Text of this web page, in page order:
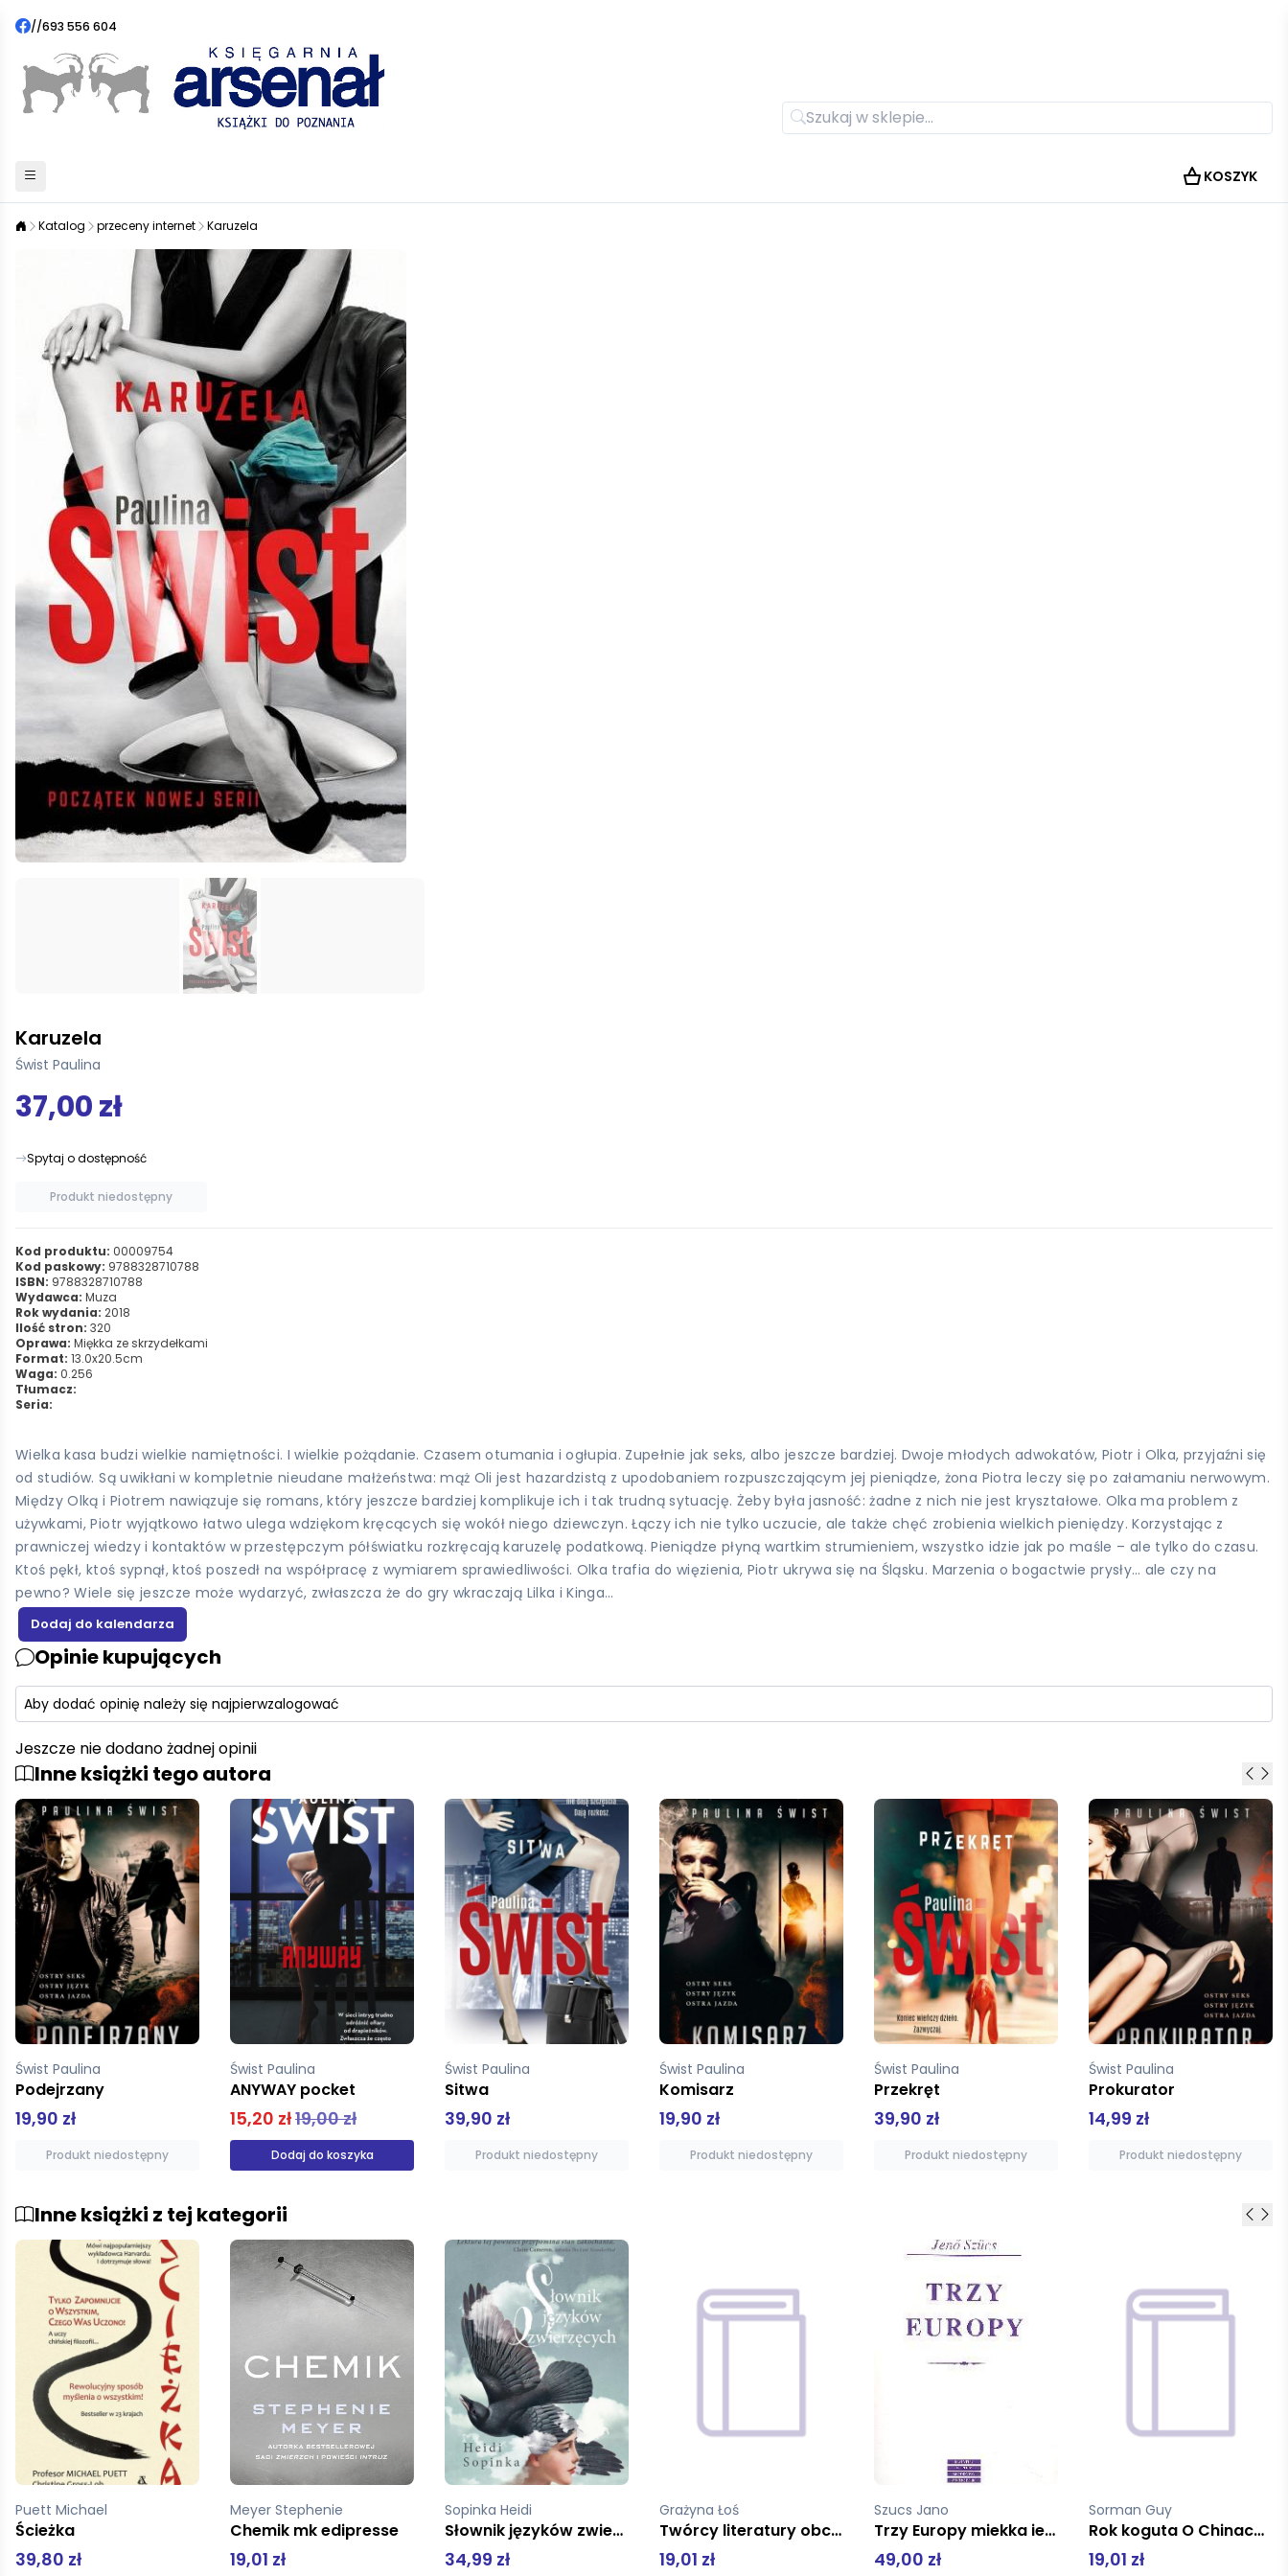
//693 556 604
KOSZYK
Katalog przeceny internet Karuzela
Karuzela
Świst Paulina
37,00 zł
Spytaj o dostępność
Produkt niedostępny
Kod produktu: 00009754
Kod paskowy: 9788328710788
ISBN: 9788328710788
Wydawca: Muza
Rok wydania: 2018
Ilość stron: 320
Oprawa: Miękka ze skrzydełkami
Format: 13.0x20.5cm
Waga: 0.256
Tłumacz:
Seria:
Wielka kasa budzi wielkie namiętności. I wielkie pożądanie. Czasem otumania i ogłupia. Zupełnie jak seks, albo jeszcze bardziej. Dwoje młodych adwokatów, Piotr i Olka, przyjaźni się
od studiów. Są uwikłani w kompletnie nieudane małżeństwa: mąż Oli jest hazardzistą z upodobaniem rozpuszczającym jej pieniądze, żona Piotra leczy się po załamaniu nerwowym.
Między Olką i Piotrem nawiązuje się romans, który jeszcze bardziej komplikuje ich i tak trudną sytuację. Żeby była jasność: żadne z nich nie jest kryształowe. Olka ma problem z
używkami, Piotr wyjątkowo łatwo ulega wdziękom kręcących się wokół niego dziewczyn. Łączy ich nie tylko uczucie, ale także chęć zrobienia wielkich pieniędzy. Korzystając z
prawniczej wiedzy i kontaktów w przestępczym półświatku rozkręcają karuzelę podatkową. Pieniądze płyną wartkim strumieniem, wszystko idzie jak po maśle – ale tylko do czasu.
Ktoś pękł, ktoś sypnął, ktoś poszedł na współpracę z wymiarem sprawiedliwości. Olka trafia do więzienia, Piotr ukrywa się na Śląsku. Marzenia o bogactwie prysły… ale czy na
pewno? Wiele się jeszcze może wydarzyć, zwłaszcza że do gry wkraczają Lilka i Kinga…
Opinie kupujących
Aby dodać opinię należy się najpierwzalogować
Jeszcze nie dodano żadnej opinii
Inne książki tego autora
Świst Paulina
ANYWAY pocket
15,20 zł
Dodaj do koszyka
Świst Paulina
Sitwa
39,90 zł
Produkt niedostępny
Świst Paulina
Komisarz
19,90 zł
Produkt niedostępny
Świst Paulina
Przekręt
39,90 zł
Produkt niedostępny
Świst Paulina
Prokurator
14,99 zł
Produkt niedostępny
Świst Paulina
Komisarz
14,99 zł
Produkt niedostępny
Inne książki z tej kategorii
Meyer Stephenie
Chemik mk edipresse
19,01 zł
Sopinka Heidi
Słownik języków zwierzęcych
34,99 zł
Grażyna Łoś
Twórcy literatury obcej i ich dzieła
19,01 zł
Szucs Jano
Trzy Europy miekka ieśw
49,00 zł
Sorman Guy
Rok koguta O Chinach rewolucji i demokracji
19,01 zł
Bałus Wojciech
Efekt widzialności
59,00 zł